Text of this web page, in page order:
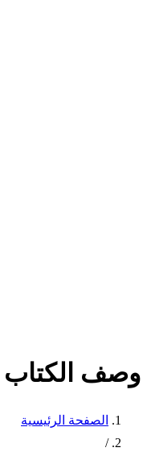
وصف الكتاب
الصفحة الرئيسية
/